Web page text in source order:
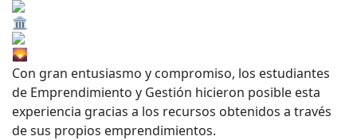
Con gran entusiasmo y compromiso, los estudiantes
de Emprendimiento y Gestión hicieron posible esta
experiencia gracias a los recursos obtenidos a través
de sus propios emprendimientos.